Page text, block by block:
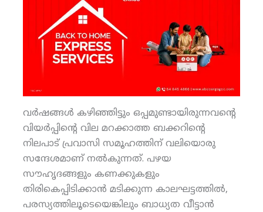
വര്‍ഷങ്ങള്‍ കഴിഞ്ഞിട്ടും ഒപ്പമുണ്ടായിരുന്നവന്റെ
വിയര്‍പ്പിന്റെ വില മറക്കാത്ത ബക്കറിന്റെ
നിലപാട് പ്രവാസി സമൂഹത്തിന് വലിയൊരു
സന്ദേശമാണ് നല്‍കുന്നത്. പഴയ
സൗഹൃദങ്ങളും കണക്കുകളും
തിരികെപ്പിടിക്കാന്‍ മടിക്കുന്ന കാലഘട്ടത്തില്‍,
പരസ്യത്തിലൂടെയെങ്കിലും ബാധ്യത വീട്ടാന്‍